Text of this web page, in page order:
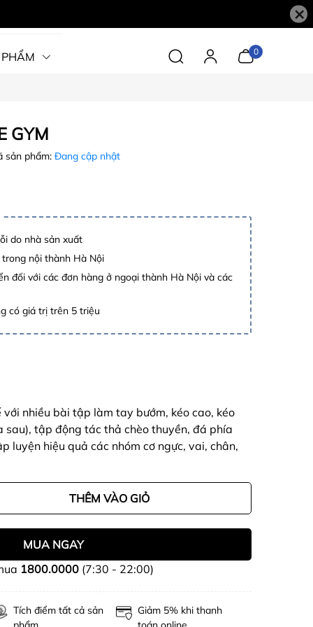
×
0
GYM
sản phẩm: Đang cập nhật
do nhà sản xuất
nội thành Hà Nội
đối với các đơn hàng ở ngoại thành Hà Nội và các
có giá trị trên 5 triệu
nhiều bài tập làm tay bướm, kéo cao, kéo
sau), tập động tác thả chèo thuyền, đá phía
luyện hiệu quả các nhóm cơ ngực, vai, chân,
THÊM VÀO GIỎ
MUA NGAY
1800.0000(7:30 - 22:00)
Tích điểm tất cả sản
Giảm 5% khi thanh